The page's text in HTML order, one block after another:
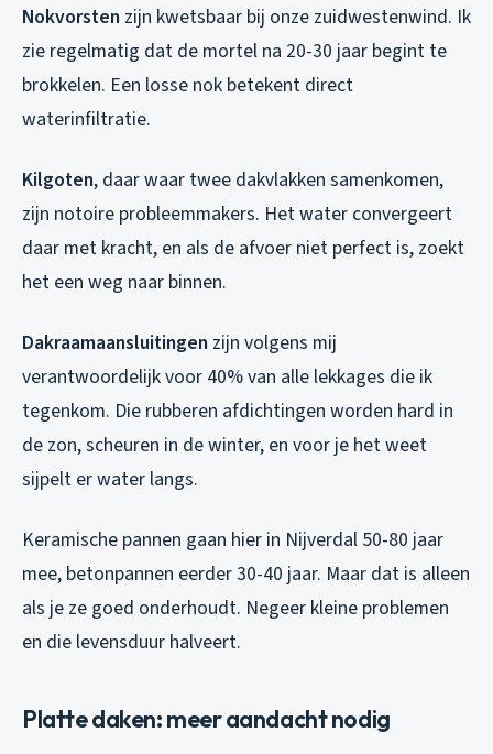
Nokvorsten zijn kwetsbaar bij onze zuidwestenwind. Ik
zie regelmatig dat de mortel na 20-30 jaar begint te
brokkelen. Een losse nok betekent direct
waterinfiltratie.
Kilgoten, daar waar twee dakvlakken samenkomen,
zijn notoire probleemmakers. Het water convergeert
daar met kracht, en als de afvoer niet perfect is, zoekt
het een weg naar binnen.
Dakraamaansluitingen zijn volgens mij
verantwoordelijk voor 40% van alle lekkages die ik
tegenkom. Die rubberen afdichtingen worden hard in
de zon, scheuren in de winter, en voor je het weet
sijpelt er water langs.
Keramische pannen gaan hier in Nijverdal 50-80 jaar
mee, betonpannen eerder 30-40 jaar. Maar dat is alleen
als je ze goed onderhoudt. Negeer kleine problemen
en die levensduur halveert.
Platte daken: meer aandacht nodig